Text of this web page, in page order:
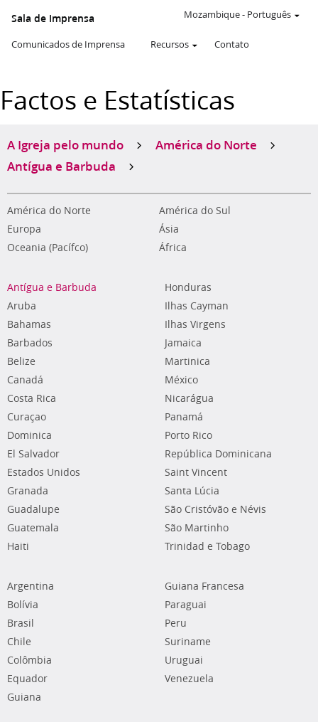
Sala de Imprensa
Comunicados de Imprensa Recursos Contato
Mozambique- Português
Factos e Estatísticas
A Igreja pelo mundo
América do Norte
Antígua e Barbuda
América do Norte
América do Sul
Europa
Ásia
Oceania (Pacífco)
África
Antígua e Barbuda
Aruba
Bahamas
Barbados
Belize
Canadá
Costa Rica
Curaçao
Dominica
El Salvador
Estados Unidos
Granada
Guadalupe
Guatemala
Haiti
Honduras
Ilhas Cayman
Ilhas Virgens
Jamaica
Martinica
México
Nicarágua
Panamá
Porto Rico
República Dominicana
Saint Vincent
Santa Lúcia
São Cristóvão e Névis
São Martinho
Trinidad e Tobago
Argentina
Bolívia
Brasil
Chile
Colômbia
Equador
Guiana
Guiana Francesa
Paraguai
Peru
Suriname
Uruguai
Venezuela